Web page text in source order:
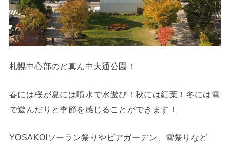
札幌中心部のど真ん中大通公園！
春には桜が夏には噴水で水遊び！秋には紅葉！冬には雪
で遊んだりと季節を感じることができます！
YOSAKOIソーラン祭りやビアガーデン、雪祭りなど